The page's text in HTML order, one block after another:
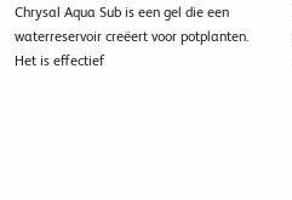
Chrysal Aqua Sub is een gel die een
waterreservoir creëert voor potplanten.
Het is effectief